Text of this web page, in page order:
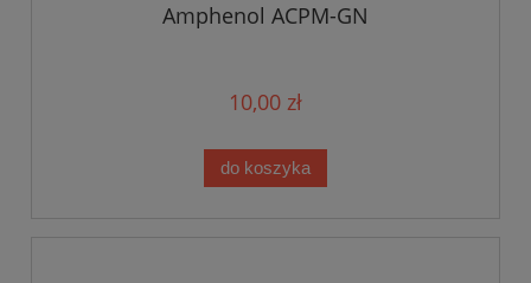
Amphenol ACPM-GN
10,00 zł
do koszyka